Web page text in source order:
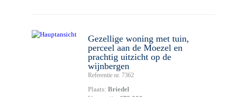
Gezellige woning met tuin,
perceel aan de Moezel en
prachtig uitzicht op de
wijnbergen
Referentie nr. 7362
Plaats: Briedel